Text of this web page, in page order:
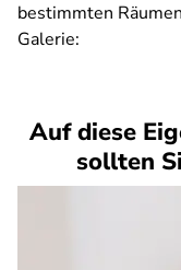
bestimmten
Galerie:
Auf diese
sollten